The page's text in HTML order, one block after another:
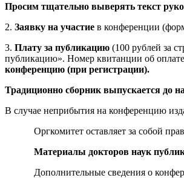
Просим тщательно выверять текст
2. Заявку на участие в конференции
3. Плату за публикацию (100 рублей за
публикацию». Номер квитанции об оплате
конференцию (при регистрации).
Традиционно сборник выпускается до
В случае неприбытия на конференцию
Оргкомитет оставляет за собой право
Материалы докторов наук
Дополнительные сведения о